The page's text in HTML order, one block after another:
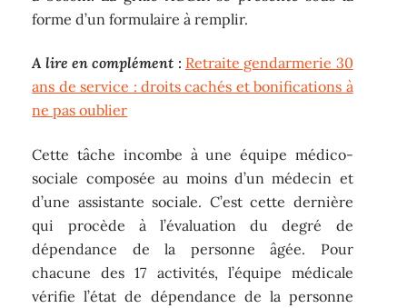
forme d’un formulaire à remplir.
A lire en complément : Retraite gendarmerie 30
ans de service : droits cachés et bonifications à
ne pas oublier
Cette tâche incombe à une équipe médico-
sociale composée au moins d’un médecin et
d’une assistante sociale. C’est cette dernière
qui procède à l’évaluation du degré de
dépendance de la personne âgée. Pour
chacune des 17 activités, l’équipe médicale
vérifie l’état de dépendance de la personne